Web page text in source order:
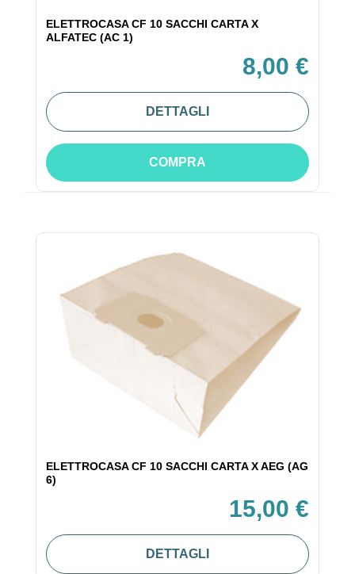
ELETTROCASA CF 10 SACCHI CARTA X
ALFATEC (AC 1)
8,00 €
DETTAGLI
COMPRA
ELETTROCASA CF 10 SACCHI CARTA X AEG (AG
6)
15,00 €
DETTAGLI